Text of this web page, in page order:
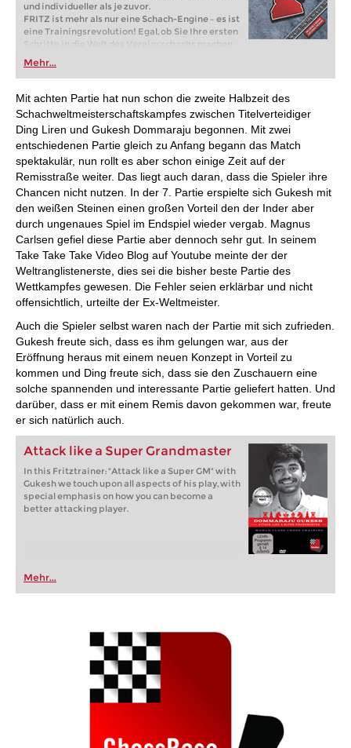
und individueller als je zuvor.
FRITZ ist mehr als nur eine Schach-Engine – es ist
eine Trainingsrevolution! Egal, ob Sie Ihre ersten
Schritte in die Welt des Vereinsschachs machen
oder bereits auf Turnierniveau spielen: Mit
FRITZ trainieren Sie effizienter, intelligenter und
individueller als je zuvor.
Mehr...
Mit achten Partie hat nun schon die zweite Halbzeit des
Schachweltmeisterschaftskampfes zwischen Titelverteidiger
Ding Liren und Gukesh Dommaraju begonnen. Mit zwei
entschiedenen Partie gleich zu Anfang begann das Match
spektakulär, nun rollt es aber schon einige Zeit auf der
Remisstraße weiter. Das liegt auch daran, dass die Spieler ihre
Chancen nicht nutzen. In der 7. Partie erspielte sich Gukesh mit
den weißen Steinen einen großen Vorteil den der Inder aber
durch ungenaues Spiel im Endspiel wieder vergab. Magnus
Carlsen gefiel diese Partie aber dennoch sehr gut. In seinem
Take Take Take Video Blog auf Youtube meinte der der
Weltranglistenerste, dies sei die bisher beste Partie des
Wettkampfes gewesen. Die Fehler seien erklärbar und nicht
offensichtlich, urteilte der Ex-Weltmeister.
Auch die Spieler selbst waren nach der Partie mit sich zufrieden.
Gukesh freute sich, dass es ihm gelungen war, aus der
Eröffnung heraus mit einem neuen Konzept in Vorteil zu
kommen und Ding freute sich, dass sie den Zuschauern eine
solche spannenden und interessante Partie geliefert hatten. Und
darüber, dass er mit einem Remis davon gekommen war, freute
er sich natürlich auch.
Attack like a Super Grandmaster
In this Fritztrainer: "Attack like a Super GM" with
Gukesh we touch upon all aspects of his play, with
special emphasis on how you can become a
better attacking player.
Mehr...